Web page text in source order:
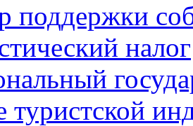
поддержки
налог
туристской